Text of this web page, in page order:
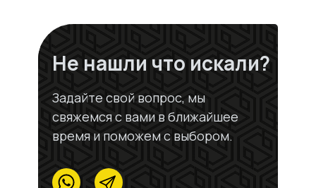
Не нашли что искали?
Задайте свой вопрос, мы
свяжемся с вами в ближайшее
время и поможем с выбором.